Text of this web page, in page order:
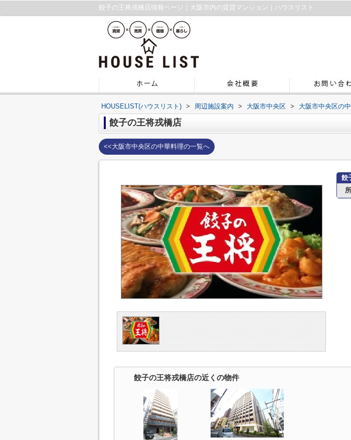
餃子の王将戎橋店情報ページ｜大阪市内の賃貸マンション｜ハウスリスト
HOUSELIST(ハウスリスト) > 周辺施設案内 > 大阪市中央区 > 大阪市中央区の
餃子の王将戎橋店
<<大阪市中央区の中華料理の一覧へ
餃
餃子の王将戎橋店の近くの物件